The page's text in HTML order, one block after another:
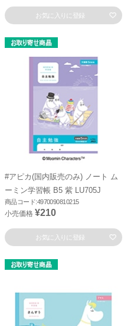
お気に入りに登録
#アピカ(国内販売のみ) ノート ム
ーミン学習帳 B5 紫 LU705J
商品コード:4970090810215
小売価格 ¥210
お気に入りに登録